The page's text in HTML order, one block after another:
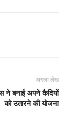
अगला लेख
बनाई अपने कैदियों
को उतारने की योजना